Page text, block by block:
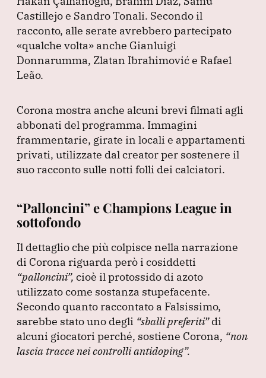
Castillejo e Sandro Tonali. Secondo il
racconto, alle serate avrebbero partecipato
«qualche volta» anche Gianluigi
Donnarumma, Zlatan Ibrahimović e Rafael
Leão.
Corona mostra anche alcuni brevi filmati agli
abbonati del programma. Immagini
frammentarie, girate in locali e appartamenti
privati, utilizzate dal creator per sostenere il
suo racconto sulle notti folli dei calciatori.
“Palloncini” e Champions League in
sottofondo
Il dettaglio che più colpisce nella narrazione
di Corona riguarda però i cosiddetti
“palloncini”, cioè il protossido di azoto
utilizzato come sostanza stupefacente.
Secondo quanto raccontato a Falsissimo,
sarebbe stato uno degli “sballi preferiti”di
alcuni giocatori perché, sostiene Corona, “non
lascia tracce nei controlli antidoping”.